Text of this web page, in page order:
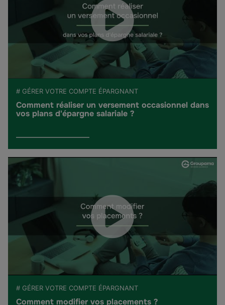
# GÉRER VOTRE COMPTE ÉPARGNANT
Comment réaliser un versement occasionnel dans
vos plans d'épargne salariale ?
# GÉRER VOTRE COMPTE ÉPARGNANT
Comment modifier vos placements ?